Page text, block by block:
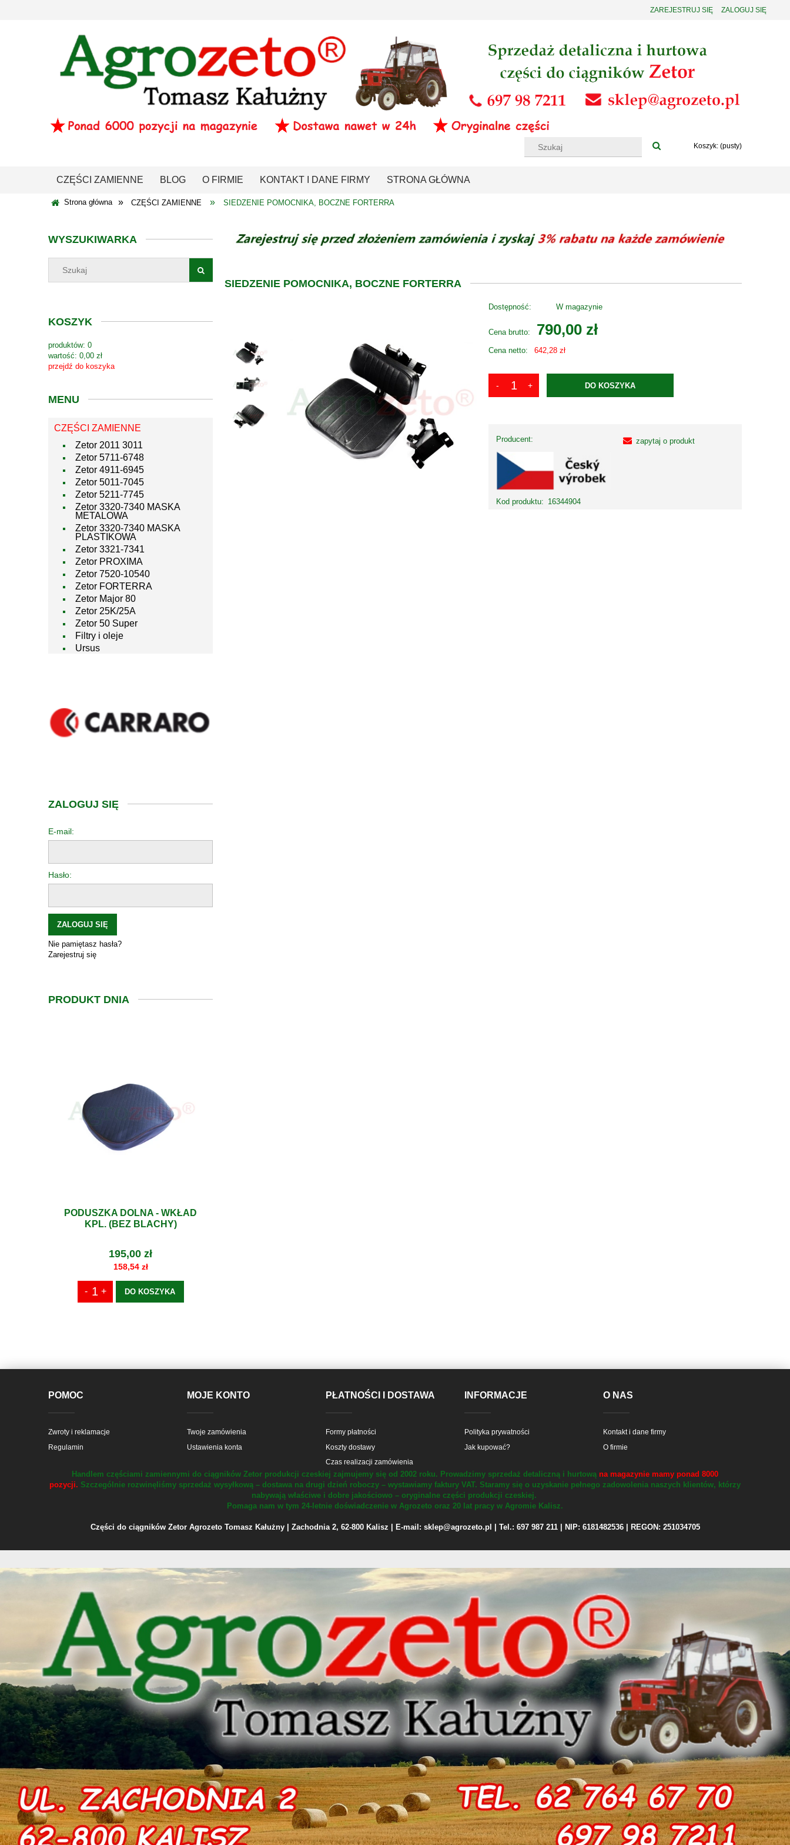
ZAREJESTRUJ SIĘ ZALOGUJ SIĘ
Koszyk: (pusty)
CZĘŚCI ZAMIENNE BLOG O FIRMIE KONTAKT I DANE FIRMY STRONA GŁÓWNA
Strona główna » CZĘŚCI ZAMIENNE » SIEDZENIE POMOCNIKA, BOCZNE FORTERRA
WYSZUKIWARKA
KOSZYK
produktów: 0
wartość: 0,00 zł
przejdź do koszyka
MENU
CZĘŚCI ZAMIENNE
Zetor 2011 3011
Zetor 5711-6748
Zetor 4911-6945
Zetor 5011-7045
Zetor 5211-7745
Zetor 3320-7340 MASKA
METALOWA
Zetor 3320-7340 MASKA
PLASTIKOWA
Zetor 3321-7341
Zetor PROXIMA
Zetor 7520-10540
Zetor FORTERRA
Zetor Major 80
Zetor 25K/25A
Zetor 50 Super
Filtry i oleje
Ursus
ZALOGUJ SIĘ
E-mail:
Hasło:
ZALOGUJ SIĘ
Nie pamiętasz hasła?
Zarejestruj się
PRODUKT DNIA
PODUSZKA DOLNA - WKŁAD
KPL. (BEZ BLACHY)
195,00 zł
158,54 zł
DO KOSZYKA
SIEDZENIE POMOCNIKA, BOCZNE FORTERRA
Dostępność: W magazynie
Cena brutto: 790,00 zł
Cena netto: 642,28 zł
DO KOSZYKA
Producent:
Kod produktu: 16344904
zapytaj o produkt
POMOC
Zwroty i reklamacje
Regulamin
MOJE KONTO
Twoje zamówienia
Ustawienia konta
PŁATNOŚCI I DOSTAWA
Formy płatności
Koszty dostawy
Czas realizacji zamówienia
INFORMACJE
Polityka prywatności
Jak kupować?
O NAS
Kontakt i dane firmy
O firmie
Handlem częściami zamiennymi do ciągników Zetor produkcji czeskiej zajmujemy się od 2002 roku. Prowadzimy sprzedaż detaliczną i hurtową na magazynie mamy ponad 8000
pozycji. Szczególnie rozwinęliśmy sprzedaż wysyłkową – dostawa na drugi dzień roboczy – wystawiamy faktury VAT. Staramy się o uzyskanie pełnego zadowolenia naszych klientów, którzy
nabywają właściwe i dobre jakościowo – oryginalne części produkcji czeskiej.
Pomaga nam w tym 24-letnie doświadczenie w Agrozeto oraz 20 lat pracy w Agromie Kalisz.
Części do ciągników Zetor Agrozeto Tomasz Kałużny | Zachodnia 2, 62-800 Kalisz | E-mail: sklep@agrozeto.pl | Tel.: 697 987 211 | NIP: 6181482536 | REGON: 251034705